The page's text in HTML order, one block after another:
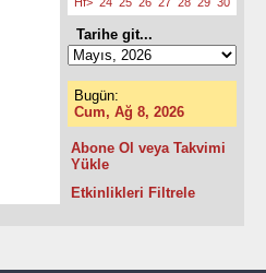
Tarihe git...
Bugün:
Cum, Ağ 8, 2026
Abone Ol veya Takvimi
Yükle
Etkinlikleri Filtrele